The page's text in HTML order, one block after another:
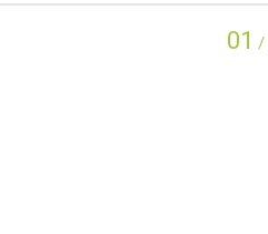
01 /